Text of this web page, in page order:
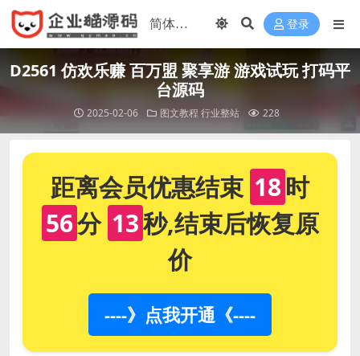
登录
D2561 仿欢乐赚 百万盟 聚享游 游戏试玩 打码平
台源码
2025-02-06 图文教程 行业整站 228
距离会员优惠结束 18时
56分 12秒,结束后恢复原
价
----》点我开通《----